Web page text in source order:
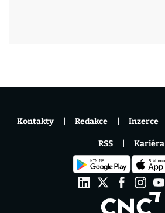
Kontakty Redakce Inzerce
RSS Kariéra